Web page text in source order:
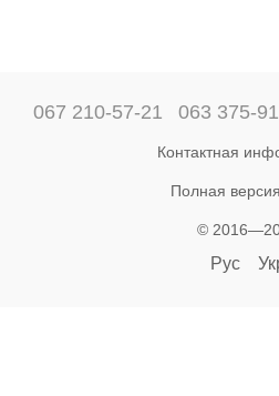
067 210-57-21 063 375-
Контактная
Полная
©
Рус